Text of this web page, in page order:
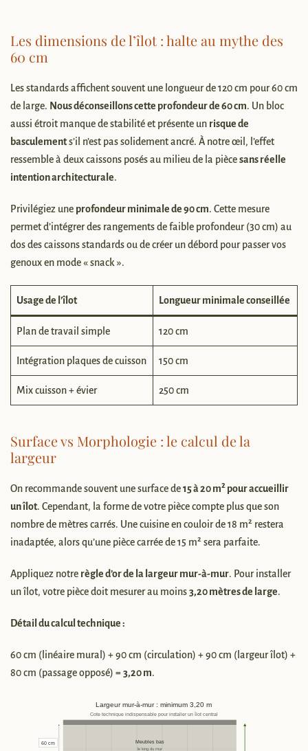
Les dimensions de l’îlot : halte au mythe des
60 cm
Les standards affichent souvent une longueur de 120 cm pour 60 cm
de large. Nous déconseillons cette profondeur de 60 cm. Un bloc
aussi étroit manque de stabilité et présente un risque de
basculements’il n’est pas solidement ancré. À notre œil, l’effet
ressemble à deux caissons posés au milieu de la piècesans réelle
intention architecturale.
Privilégiez une profondeur minimale de 90 cm. Cette mesure
permet d’intégrer des rangements de faible profondeur (30 cm) au
dos des caissons standards ou de créer un débord pour passer vos
genoux en mode « snack ».
Usage de l’îlot Longueur minimale conseillée
Plan de travail simple 120 cm
Intégration plaques de cuisson 150 cm
Mix cuisson + évier 250 cm
Surface vs Morphologie : le calcul de la
largeur
On recommande souvent une surface de15 à 20 m² pour accueillir
un îlot. Cependant, la forme de votre pièce compte plus que son
nombre de mètres carrés. Une cuisine en couloir de 18 m² restera
inadaptée, alors qu’une pièce carrée de 15 m² sera parfaite.
Appliquez notre règle d’or de la largeur mur-à-mur. Pour installer
un îlot, votre pièce doit mesurer au moins3,20 mètres de large.
Détail du calcul technique :
60 cm (linéaire mural) + 90 cm (circulation) + 90 cm (largeur îlot) +
80 cm (passage opposé) =3,20 m.